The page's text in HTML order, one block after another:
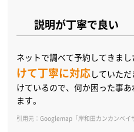
説明が丁寧で良い
ネットで調べて予約してきま
けて丁寧に対応していた
けているので、何か困った事
ます。
引用元：Googlemap「岸和田カンカンベ